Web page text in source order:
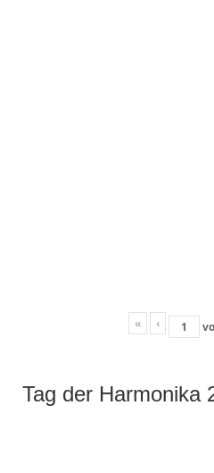
« ‹
Tag der Harmonika